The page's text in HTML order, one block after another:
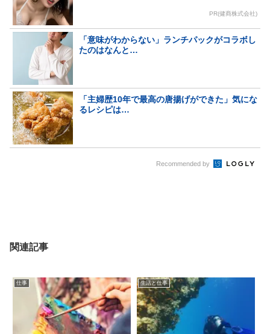
PR(健商株式会社)
「意味がわからない」ランチパックがコラボし
たのはなんと…
「主婦歴10年で最高の唐揚げができた」気にな
るレシピは…
Recommended by
関連記事
仕事 生活と仕事